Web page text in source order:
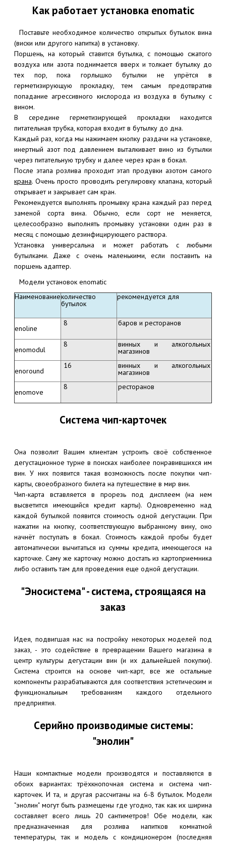
Как работает установка enomatic
Поставьте необходимое количество открытых бутылок вина
(виски или другого напитка) в установку.
Поршень, на который ставится бутылка, с помощью сжатого
воздуха или азота поднимается вверх и толкает бутылку до
тех пор, пока горлышко бутылки не упрётся в
герметизирующую прокладку, тем самым предотвратив
попадание агрессивного кислорода из воздуха в бутылку с
вином.
В середине герметизирующей прокладки находится
питательная трубка, которая входит в бутылку до дна.
Каждый раз, когда мы нажимаем кнопку раздачи на установке,
инертный азот под давлением выталкивает вино из бутылки
через питательную трубку и далее через кран в бокал.
После этапа розлива проходит этап продувки азотом самого
крана. Очень просто проводить регулировку клапана, который
открывает и закрывает сам кран.
Рекомендуется выполнять промывку крана каждый раз перед
заменой сорта вина. Обычно, если сорт не меняется,
целесообразно выполнять промывку установки один раз в
месяц с помощью дезинфицирующего раствора.
Установка универсальна и может работать с любыми
бутылками. Даже с очень маленькими, если поставить на
поршень адаптер.
Модели установок enomatic
Наименованиеколичество
бутылок
рекомендуется для
enoline
8 баров и ресторанов
enomodul
8 винных и алкогольных
магазинов
enoround
16 винных и алкогольных
магазинов
enomove
8 ресторанов
Система чип-карточек
Она позволит Вашим клиентам устроить своё собственное
дегустационное турне в поисках наиболее понравившихся им
вин. У них появится такая возможность после покупки чип-
карты, своеобразного билета на путешествие в мир вин.
Чип-карта вставляется в прорезь под дисплеем (на нем
высветится имеющийся кредит карты). Одновременно над
каждой бутылкой появится стоимость одной дегустации. При
нажатии на кнопку, соответствующую выбранному вину, оно
начнёт поступать в бокал. Стоимость каждой пробы будет
автоматически вычитаться из суммы кредита, имеющегося на
карточке. Саму же карточку можно достать из картоприемника
либо оставить там для проведения еще одной дегустации.
"Эносистема" - система, строящаяся на
заказ
Идея, подвигшая нас на постройку некоторых моделей под
заказ, - это содействие в превращении Вашего магазина в
центр культуры дегустации вин (и их дальнейшей покупки).
Система строится на основе чип-карт, все же остальные
компоненты разрабатываются для соответствия эстетическим и
функциональным требованиям каждого отдельного
предприятия.
Cерийно производимые системы:
"энолин"
Наши компактные модели производятся и поставляются в
обоих вариантах: трёхкнопочная система и система чип-
карточек. И та, и другая рассчитаны на 6-8 бутылок. Модели
"энолин" могут быть размещены где угодно, так как их ширина
составляет всего лишь 20 сантиметров! Обе модели, как
предназначенная для розлива напитков комнатной
температуры, так и модель с кондиционером (последняя